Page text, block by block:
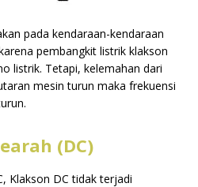
pada kendaraan-kendaraan
pembangkit listrik klakson
listrik. Tetapi, kelemahan dari
mesin turun maka frekuensi
(DC)
Klakson DC tidak terjadi